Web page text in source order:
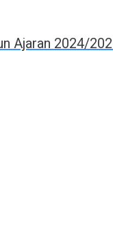
Ajaran 2024/